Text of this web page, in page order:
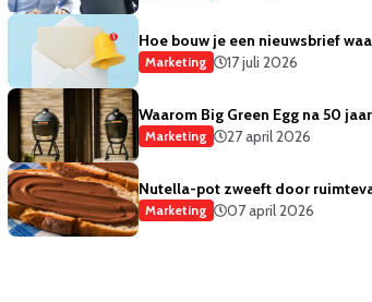
Hoe bouw je een nieuwsbrief
Marketing 17 juli 2026
Waarom Big Green Egg na 50
Marketing 27 april 2026
Nutella-pot zweeft door
Marketing 07 april 2026